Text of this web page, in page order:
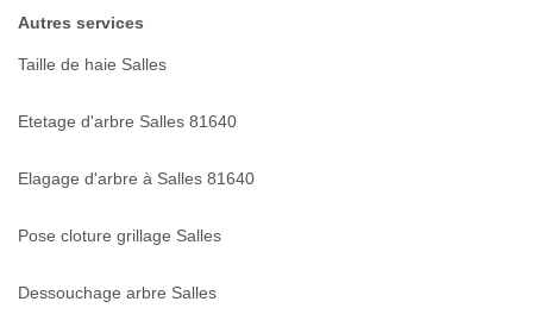
Autres services
Taille de haie Salles
Etetage d'arbre Salles 81640
Elagage d'arbre à Salles 81640
Pose cloture grillage Salles
Dessouchage arbre Salles